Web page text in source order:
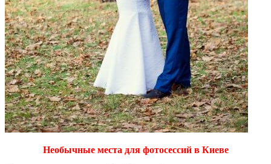
Необычные места для фотосессий в Киеве